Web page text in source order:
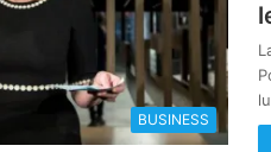
BUSINESS